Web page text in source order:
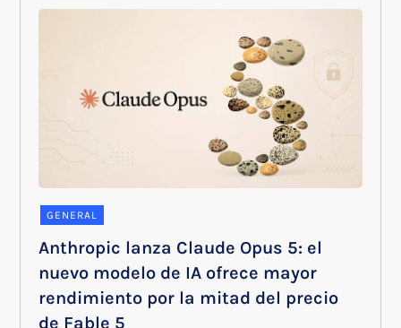
GENERAL
Anthropic lanza Claude Opus 5: el
nuevo modelo de IA ofrece mayor
rendimiento por la mitad del precio
de Fable 5